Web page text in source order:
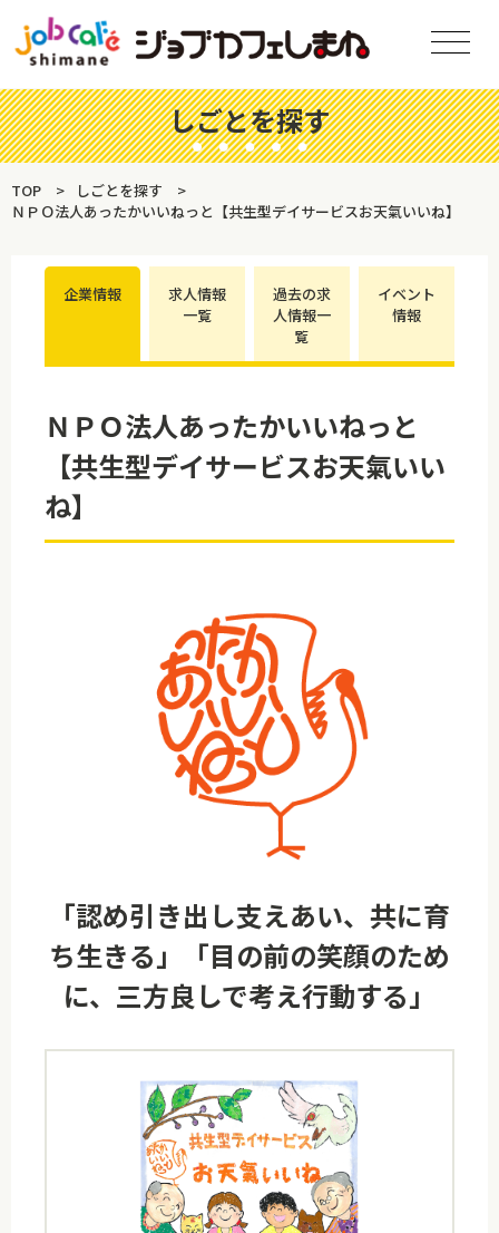
しごとを探す
TOP
しごとを探す
ＮＰＯ法人あったかいいねっと【共生型デイサービスお天氣いいね】
企業情報
求人情報
一覧
過去の求
人情報一
覧
イベント
情報
ＮＰＯ法人あったかいいねっと
【共生型デイサービスお天氣いい
ね】
「認め引き出し支えあい、共に育
ち生きる」「目の前の笑顔のため
に、三方良しで考え行動する」